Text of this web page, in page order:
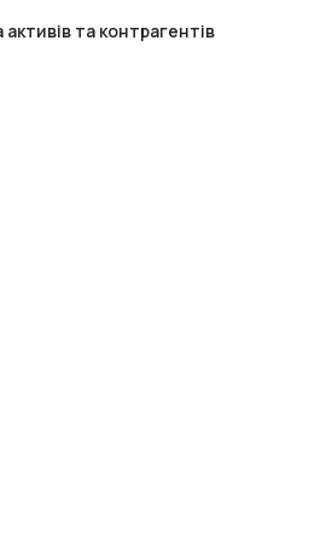
активів та контрагентів